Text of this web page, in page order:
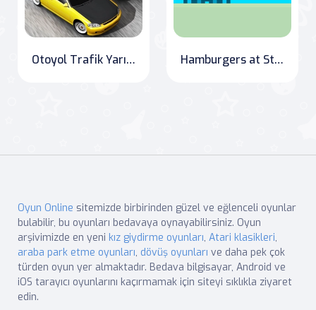
Otoyol Trafik Yarışı 2020 Hamburgers at Stake: The Impostor Crab's Adventure
Oyun Online sitemizde birbirinden güzel ve eğlenceli oyunlar
bulabilir, bu oyunları bedavaya oynayabilirsiniz. Oyun
arşivimizde en yeni kız giydirme oyunları, Atari klasikleri,
araba park etme oyunları, dövüş oyunları ve daha pek çok
türden oyun yer almaktadır. Bedava bilgisayar, Android ve
iOS tarayıcı oyunlarını kaçırmamak için siteyi sıklıkla ziyaret
edin.